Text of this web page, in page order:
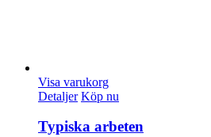
Visa varukorg
Detaljer Köp nu
Typiska arbeten